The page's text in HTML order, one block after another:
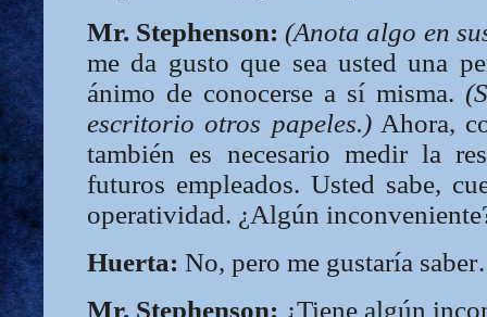
Mr. Stephenson: (Anota algo en
me da gusto que sea usted una
ánimo de conocerse a sí misma.
escritorio otros papeles.)Ahora,
también es necesario medir la
futuros empleados. Usted sabe,
operatividad. ¿Algún
Huerta: No, pero me gustaría
Mr. Stephenson: ¿Tiene algún